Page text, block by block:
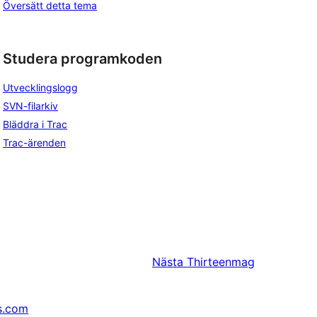
Översätt detta tema
Studera programkoden
Utvecklingslogg
SVN-filarkiv
Bläddra i Trac
Trac-ärenden
Nästa Thirteenmag